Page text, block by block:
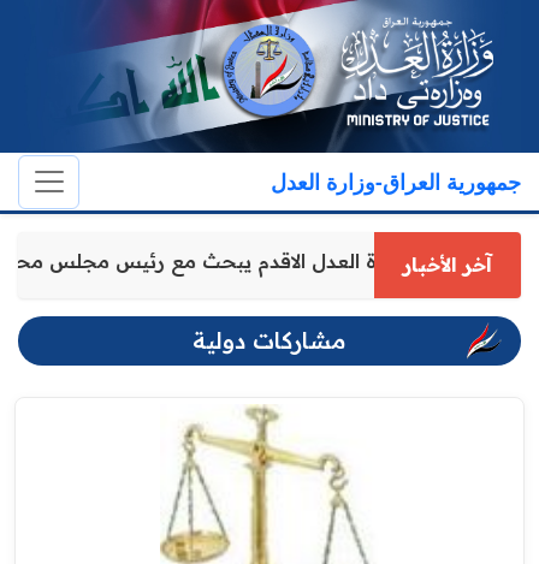
جمهورية العراق-وزارة العدل
آخر الأخباروكيل وزارة العدل الاقدم يبحث مع رئيس مجلس
مشاركات دولية